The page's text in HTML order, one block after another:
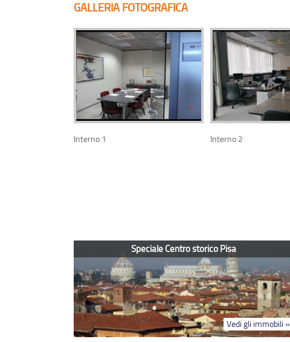
GALLERIA FOTOGRAFICA
Interno 1 Interno 2
Speciale Centro storico Pisa
Vedi gli immobili »